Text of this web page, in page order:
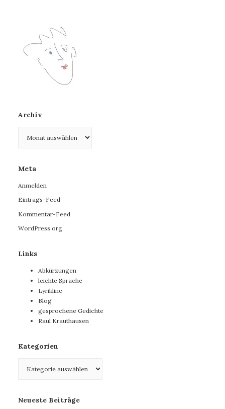
Archiv
Meta
Anmelden
Eintrags-Feed
Kommentar-Feed
WordPress.org
Links
Abkürzungen
leichte Sprache
Lyrikline
Blog
gesprochene Gedichte
Raul Krauthausen
Kategorien
Neueste Beiträge